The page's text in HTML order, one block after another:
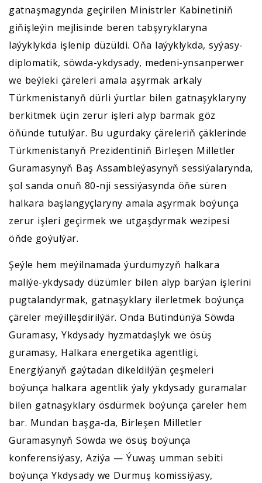
gatnaşmagynda geçirilen Ministrler Kabinetiniň
giňişleýin mejlisinde beren tabşyryklaryna
laýyklykda işlenip düzüldi. Oňa laýyklykda, syýasy-
diplomatik, söwda-ykdysady, medeni-ynsanperwer
we beýleki çäreleri amala aşyrmak arkaly
Türkmenistanyň dürli ýurtlar bilen gatnaşyklaryny
berkitmek üçin zerur işleri alyp barmak göz
öňünde tutulýar. Bu ugurdaky çäreleriň çäklerinde
Türkmenistanyň Prezidentiniň Birleşen Milletler
Guramasynyň Baş Assambleýasynyň sessiýalarynda,
şol sanda onuň 80-nji sessiýasynda öňe süren
halkara başlangyçlaryny amala aşyrmak boýunça
zerur işleri geçirmek we utgaşdyrmak wezipesi
öňde goýulýar.
Şeýle hem meýilnamada ýurdumyzyň halkara
maliýe-ykdysady düzümler bilen alyp barýan işlerini
pugtalandyrmak, gatnaşyklary ilerletmek boýunça
çäreler meýilleşdirilýär. Onda Bütindünýä Söwda
Guramasy, Ykdysady hyzmatdaşlyk we ösüş
guramasy, Halkara energetika agentligi,
Energiýanyň gaýtadan dikeldilýän çeşmeleri
boýunça halkara agentlik ýaly ykdysady guramalar
bilen gatnaşyklary ösdürmek boýunça çäreler hem
bar. Mundan başga-da, Birleşen Milletler
Guramasynyň Söwda we ösüş boýunça
konferensiýasy, Aziýa — Ýuwaş umman sebiti
boýunça Ykdysady we Durmuş komissiýasy,